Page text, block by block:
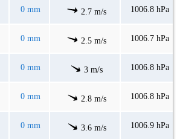
0 mm 2.7 m/s 1006.8 hPa
0 mm 2.5 m/s 1006.7 hPa
0 mm 3 m/s 1006.8 hPa
0 mm 2.8 m/s 1006.8 hPa
0 mm 3.6 m/s 1006.9 hPa